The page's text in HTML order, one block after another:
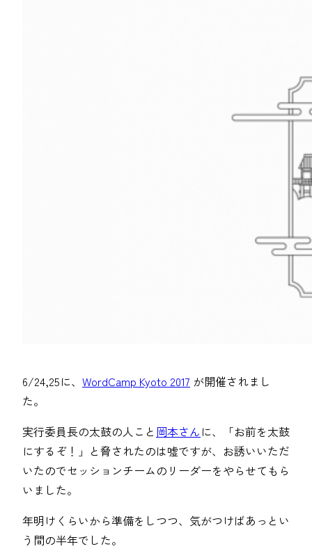
6/24,25に、 WordCamp Kyoto 2017 が開催されまし
た。
実行委員長の太鼓の人こと 岡本さん に、「お前を太鼓
にするぞ！」と脅されたのは嘘ですが、お誘いいただ
いたのでセッションチームのリーダーをやらせてもら
いました。
年明けくらいから準備をしつつ、気がつけばあっとい
う間の半年でした。